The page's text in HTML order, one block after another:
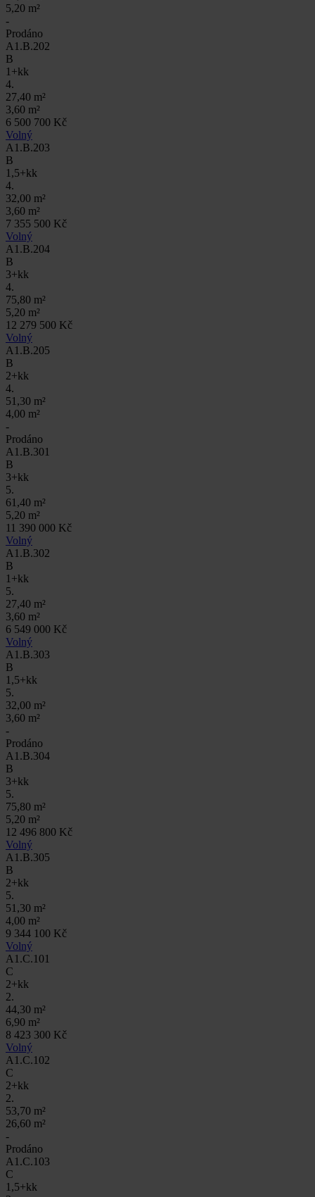
5,20 m²
-
Prodáno
A1.B.202
B
1+kk
4.
27,40 m²
3,60 m²
6 500 700 Kč
Volný
A1.B.203
B
1,5+kk
4.
32,00 m²
3,60 m²
7 355 500 Kč
Volný
A1.B.204
B
3+kk
4.
75,80 m²
5,20 m²
12 279 500 Kč
Volný
A1.B.205
B
2+kk
4.
51,30 m²
4,00 m²
-
Prodáno
A1.B.301
B
3+kk
5.
61,40 m²
5,20 m²
11 390 000 Kč
Volný
A1.B.302
B
1+kk
5.
27,40 m²
3,60 m²
6 549 000 Kč
Volný
A1.B.303
B
1,5+kk
5.
32,00 m²
3,60 m²
-
Prodáno
A1.B.304
B
3+kk
5.
75,80 m²
5,20 m²
12 496 800 Kč
Volný
A1.B.305
B
2+kk
5.
51,30 m²
4,00 m²
9 344 100 Kč
Volný
A1.C.101
C
2+kk
2.
44,30 m²
6,90 m²
8 423 300 Kč
Volný
A1.C.102
C
2+kk
2.
53,70 m²
26,60 m²
-
Prodáno
A1.C.103
C
1,5+kk